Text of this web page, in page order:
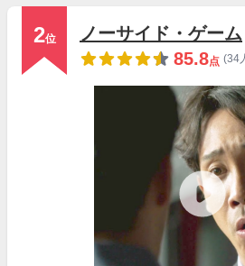
2位
ノーサイド・ゲーム
85.8点 (34